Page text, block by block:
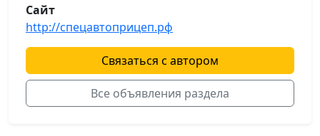
Сайт
http://спецавтоприцеп.рф
Связаться с автором
Все объявления раздела